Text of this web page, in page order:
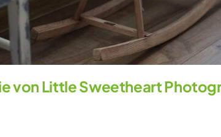
von Little Sweetheart